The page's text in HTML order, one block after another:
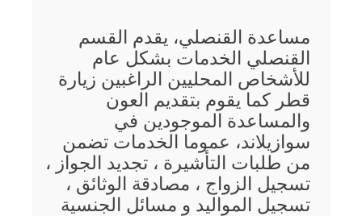
مساعدة القنصلي، يقدم القسم
القنصلي الخدمات بشكل عام
للأشخاص المحليين الراغبين زيارة
قطر كما يقوم بتقديم العون
والمساعدة الموجودين في
سوازيلاند، عموما الخدمات تضمن
من طلبات التأشيرة ، تجديد الجواز ،
تسجيل الزواج ، مصادقة الوثائق ،
تسجيل المواليد و مسائل الجنسية